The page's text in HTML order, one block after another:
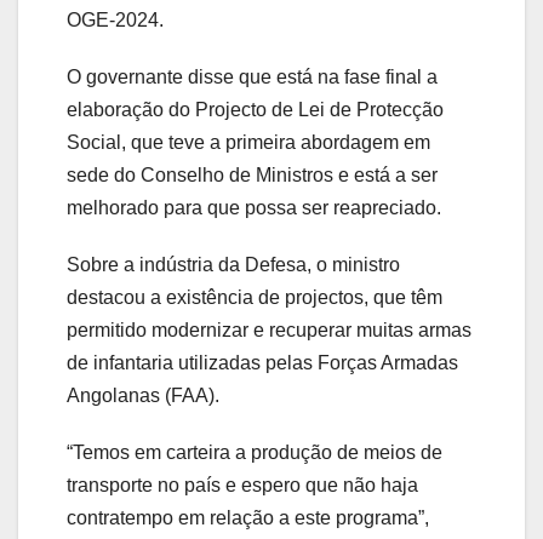
OGE-2024.
O governante disse que está na fase final a
elaboração do Projecto de Lei de Protecção
Social, que teve a primeira abordagem em
sede do Conselho de Ministros e está a ser
melhorado para que possa ser reapreciado.
Sobre a indústria da Defesa, o ministro
destacou a existência de projectos, que têm
permitido modernizar e recuperar muitas armas
de infantaria utilizadas pelas Forças Armadas
Angolanas (FAA).
“Temos em carteira a produção de meios de
transporte no país e espero que não haja
contratempo em relação a este programa”,